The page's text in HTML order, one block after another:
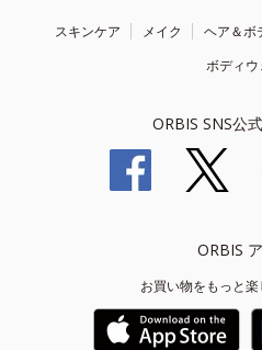
スキンケア メイク ヘア＆ボ
ボディウ
ORBIS SNS公
ORBIS
お買い物をもっと楽